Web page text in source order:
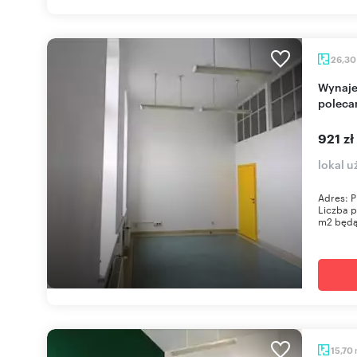
26,30
Wynajem lokalu 26,3 m² w centrum Elbląga -
921 zł
lokal
Adres:
Liczba
m2
15,70